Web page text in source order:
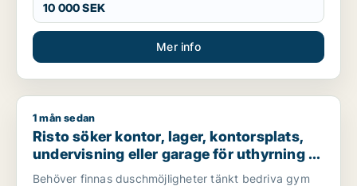
10 000 SEK
Mer info
Risto söker kontor, lager, kontorsplats, undervisning eller
1 mån sedan
Risto söker kontor, lager, kontorsplats,
undervisning eller garage för uthyrning i
Grästorp
Behöver finnas duschmöjligheter tänkt bedriva gym